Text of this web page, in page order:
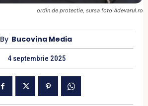
ordin de protectie, sursa foto Adevarul.ro
By Bucovina Media
4 septembrie 2025